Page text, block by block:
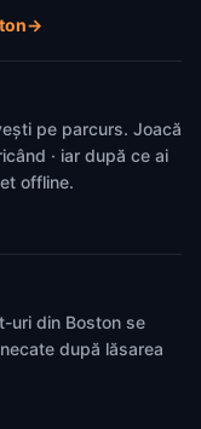
→
pe parcurs. Joacă
· iar după ce ai
offline.
uri din Boston se
după lăsarea